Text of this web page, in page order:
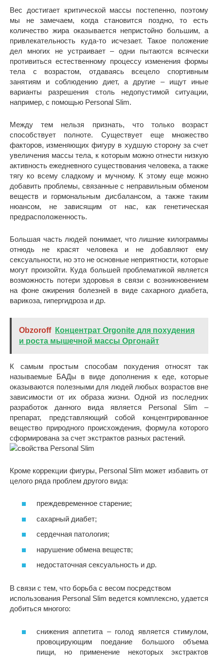
Вес достигает критической массы постепенно, поэтому
мы не замечаем, когда становится поздно, то есть
количество жира оказывается непристойно большим, а
привлекательность куда-то исчезает. Такое положение
дел многих не устраивает – одни пытаются всячески
противиться естественному процессу изменения формы
тела с возрастом, отдаваясь всецело спортивным
занятиям и соблюдению диет, а другие – ищут иные
варианты разрешения столь недопустимой ситуации,
например, с помощью Personal Slim.
Между тем нельзя признать, что только возраст
способствует полноте. Существует еще множество
факторов, изменяющих фигуру в худшую сторону за счет
увеличения массы тела, к которым можно отнести низкую
активность ежедневного существования человека, а также
тягу ко всему сладкому и мучному. К этому еще можно
добавить проблемы, связанные с неправильным обменом
веществ и гормональным дисбалансом, а также таким
нюансом, не зависящим от нас, как генетическая
предрасположенность.
Большая часть людей понимает, что лишние килограммы
отнюдь не красят человека и не добавляют ему
сексуальности, но это не основные неприятности, которые
могут произойти. Куда большей проблематикой является
возможность потери здоровья в связи с возникновением
на фоне ожирения болезней в виде сахарного диабета,
варикоза, гипергидроза и др.
Obzoroff
Концентрат Orgonite для похудения
и роста мышечной массы Оргонайт
К самым простым способам похудения относят так
называемые БАДы в виде дополнения к еде, которые
оказываются полезными для людей любых возрастов вне
зависимости от их образа жизни. Одной из последних
разработок данного вида является Personal Slim –
препарат, представляющий собой концентрированное
вещество природного происхождения, формула которого
сформирована за счет экстрактов разных растений.
Кроме коррекции фигуры, Personal Slim может избавить от
целого ряда проблем другого вида:
преждевременное старение;
сахарный диабет;
сердечная патология;
нарушение обмена веществ;
недостаточная сексуальность и др.
В связи с тем, что борьба с весом посредством
использования Personal Slim ведется комплексно, удается
добиться многого:
снижения аппетита – голод является стимулом,
провоцирующим поедание большого объема
пищи, но применение некоторых экстрактов